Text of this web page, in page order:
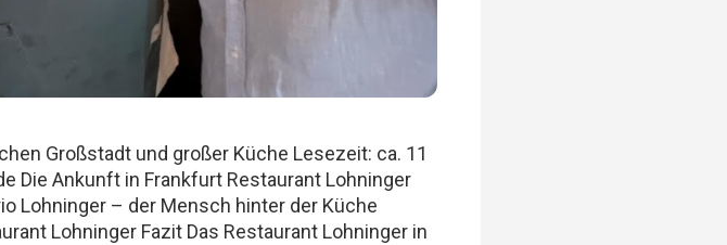
Großstadt und großer Küche Lesezeit: ca. 11
Die Ankunft in Frankfurt Restaurant Lohninger
Lohninger – der Mensch hinter der Küche
Lohninger Fazit Das Restaurant Lohninger in